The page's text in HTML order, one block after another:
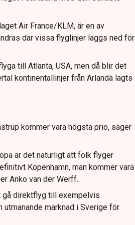
Air France/KLM, är en av
där vissa flyglinjer läggs ned för
till Atlanta, USA, men då blir det
kontinentallinjer från Arlanda lagts
kommer vara högsta prio, säger
är det naturligt att folk flyger
Köpenhamn, man kommer vara
Anko van der Werff.
gå direktflyg till exempelvis
utmanande marknad i Sverige för